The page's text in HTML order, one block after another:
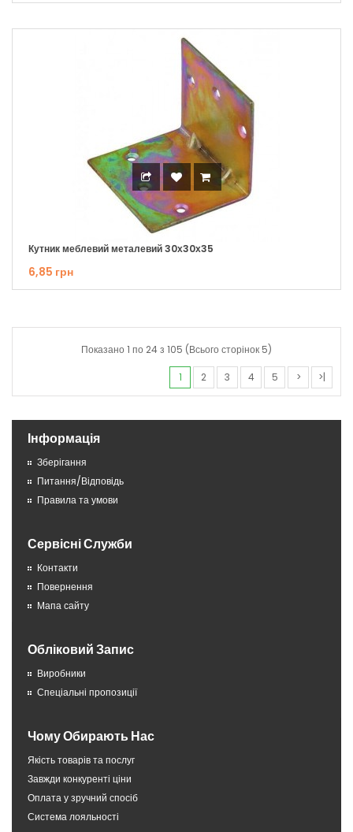
Кутник меблевий металевий 30х30х35
6,85 грн
Показано 1 по 24 з 105 (Всього сторінок 5)
1 2 3 4 5 > >|
Інформація
Зберігання
Питання/Відповідь
Правила та умови
Сервісні Служби
Контакти
Повернення
Мапа сайту
Обліковий Запис
Виробники
Спеціальні пропозиції
Чому Обирають Нас
Якість товарів та послуг
Завжди конкуренті ціни
Оплата у зручний спосіб
Система лояльності